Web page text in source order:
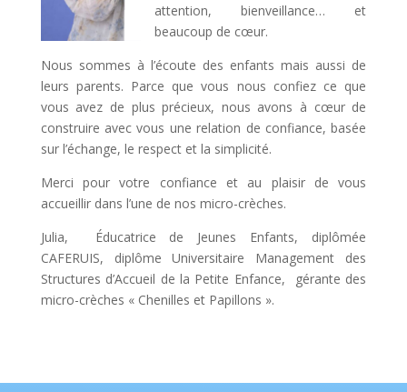
attention, bienveillance… et
beaucoup de cœur.
Nous sommes à l’écoute des enfants mais aussi de
leurs parents. Parce que vous nous confiez ce que
vous avez de plus précieux, nous avons à cœur de
construire avec vous une relation de confiance, basée
sur l’échange, le respect et la simplicité.
Merci pour votre confiance et au plaisir de vous
accueillir dans l’une de nos micro-crèches.
Julia, Éducatrice de Jeunes Enfants, diplômée
CAFERUIS, diplôme Universitaire Management des
Structures d’Accueil de la Petite Enfance, gérante des
micro-crèches « Chenilles et Papillons ».